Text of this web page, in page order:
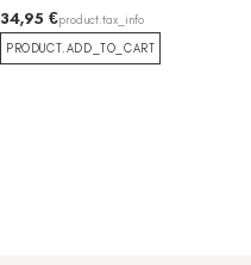
34,95 €product.tax_info
PRODUCT.ADD_TO_CART